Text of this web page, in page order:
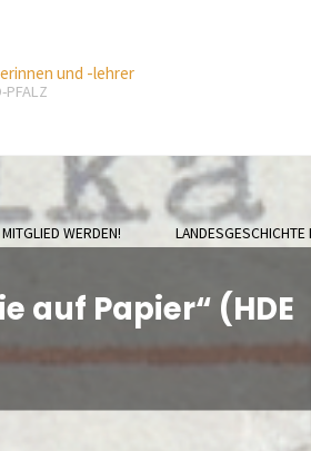
und -lehrer
PFALZ
MITGLIED WERDEN! LANDESGESCHICHTE
auf Papier“ (HDE